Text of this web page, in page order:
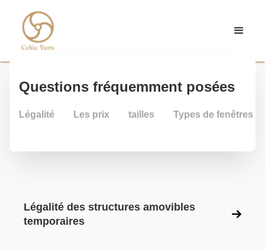
Questions fréquemment posées
Légalité Les prix tailles Types de fenêtres
Légalité des structures amovibles
temporaires